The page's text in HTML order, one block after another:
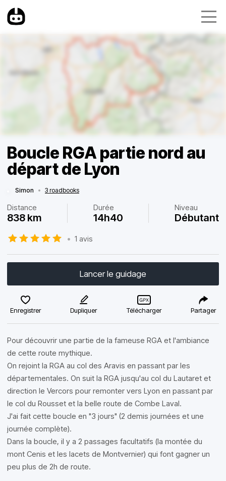
Boucle RGA partie nord au
départ de Lyon
Simon • 3 roadbooks
Distance
838 km
Durée
14h40
Niveau
Débutant
• 1 avis
Lancer le guidage
Enregistrer Dupliquer Télécharger Partager
Pour découvrir une partie de la fameuse RGA et l'ambiance
de cette route mythique.
On rejoint la RGA au col des Aravis en passant par les
départementales. On suit la RGA jusqu'au col du Lautaret et
direction le Vercors pour remonter vers Lyon en passant par
le col du Rousset et la belle route de Combe Laval.
J'ai fait cette boucle en "3 jours" (2 demis journées et une
journée complète).
Dans la boucle, il y a 2 passages facultatifs (la montée du
mont Cenis et les lacets de Montvernier) qui font gagner un
peu plus de 2h de route.